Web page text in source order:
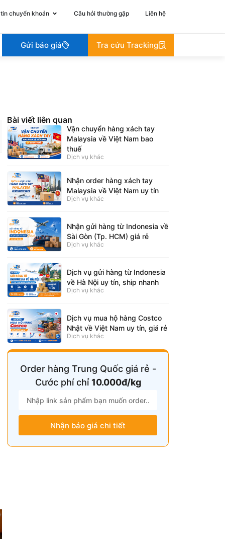
chuyển khoản Câu hỏi thường gặp Liên hệ
Gửi báo giá Tra cứu Tracking
Bài viết liên quan
Vận chuyển hàng xách tay
Malaysia về Việt Nam bao
thuế
Dịch vụ khác
Nhận order hàng xách tay
Malaysia về Việt Nam uy tín
Dịch vụ khác
Nhận gửi hàng từ Indonesia về
Sài Gòn (Tp. HCM) giá rẻ
Dịch vụ khác
Dịch vụ gửi hàng từ Indonesia
về Hà Nội uy tín, ship nhanh
Dịch vụ khác
Dịch vụ mua hộ hàng Costco
Nhật về Việt Nam uy tín, giá rẻ
Dịch vụ khác
Order hàng Trung Quốc giá rẻ -
Cước phí chỉ 10.000đ/kg
Nhận báo giá chi tiết